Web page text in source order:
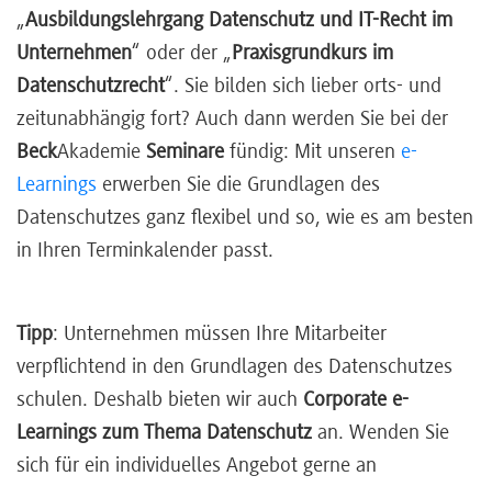
„Ausbildungslehrgang Datenschutz und IT-Recht im
Unternehmen“ oder der „Praxisgrundkurs im
Datenschutzrecht“. Sie bilden sich lieber orts- und
zeitunabhängig fort? Auch dann werden Sie bei der
BeckAkademie Seminare fündig: Mit unseren e-
Learnings erwerben Sie die Grundlagen des
Datenschutzes ganz flexibel und so, wie es am besten
in Ihren Terminkalender passt.
Tipp: Unternehmen müssen Ihre Mitarbeiter
verpflichtend in den Grundlagen des Datenschutzes
schulen. Deshalb bieten wir auch Corporate e-
Learnings zum Thema Datenschutz an. Wenden Sie
sich für ein individuelles Angebot gerne an